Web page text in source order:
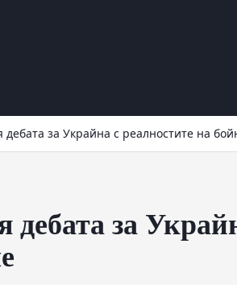
дебата за Украйна с реалностите на
за